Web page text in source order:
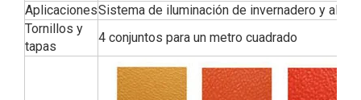
AplicacionesSistema de iluminación de invernadero y
Tornillos y
tapas
4 conjuntos para un metro cuadrado